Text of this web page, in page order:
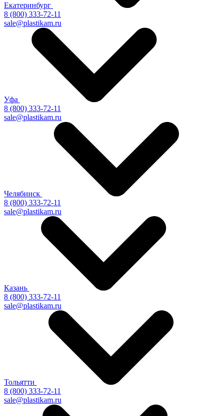
Екатеринбург
8 (800) 333-72-11
sale@plastikam.ru
Уфа
8 (800) 333-72-11
sale@plastikam.ru
Челябинск
8 (800) 333-72-11
sale@plastikam.ru
Казань
8 (800) 333-72-11
sale@plastikam.ru
Тольятти
8 (800) 333-72-11
sale@plastikam.ru